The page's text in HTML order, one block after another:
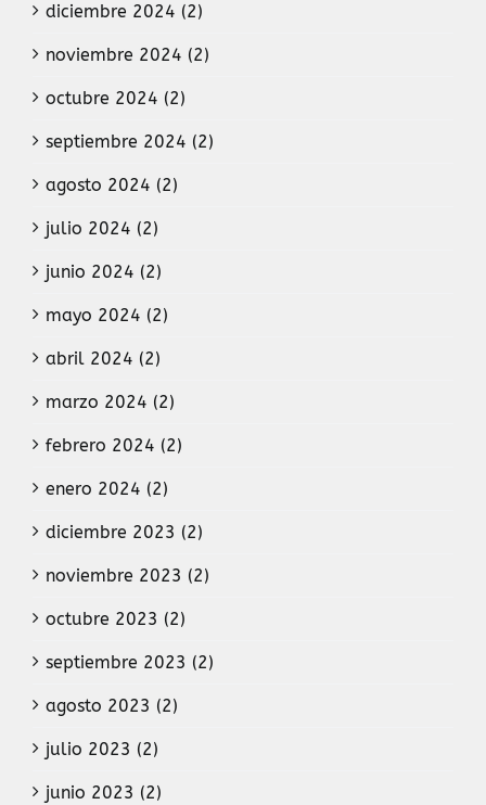
diciembre 2024 (2)
noviembre 2024 (2)
octubre 2024 (2)
septiembre 2024 (2)
agosto 2024 (2)
julio 2024 (2)
junio 2024 (2)
mayo 2024 (2)
abril 2024 (2)
marzo 2024 (2)
febrero 2024 (2)
enero 2024 (2)
diciembre 2023 (2)
noviembre 2023 (2)
octubre 2023 (2)
septiembre 2023 (2)
agosto 2023 (2)
julio 2023 (2)
junio 2023 (2)